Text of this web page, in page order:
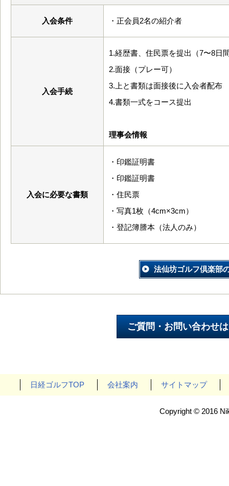
入会条件 ・正会員2名の紹介者
入会手続
1.経歴書、住民票を提出（7〜8日
2.面接（プレー可）
3.上と書類は面接後に入会者配布
4.書類一式をコース提出
理事会情報
入会に必要な書類
・印鑑証明書
・印鑑証明書
・住民票
・写真1枚（4cm×3cm）
・登記簿謄本（法人のみ）
法仙坊ゴルフ倶楽部
日経ゴルフTOP 会社案内 サイトマップ
Copyright © 2016